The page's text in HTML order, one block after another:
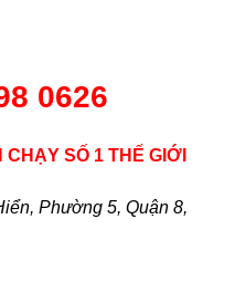
0626
SỐ 1 THẾ GIỚI
Phường 5, Quận 8,